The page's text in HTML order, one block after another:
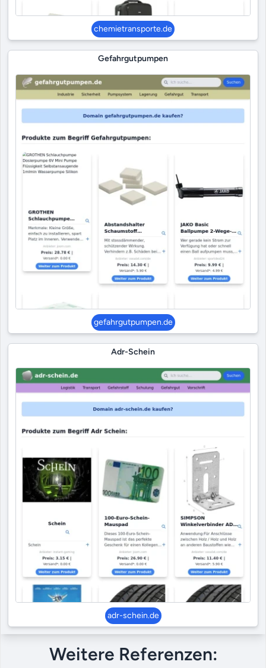
chemietransporte.de
Gefahrgutpumpen
gefahrgutpumpen.de
Adr-Schein
adr-schein.de
Weitere Referenzen: